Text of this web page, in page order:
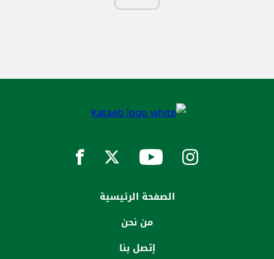
الصفحة الرئيسية
من نحن
إتصل بنا